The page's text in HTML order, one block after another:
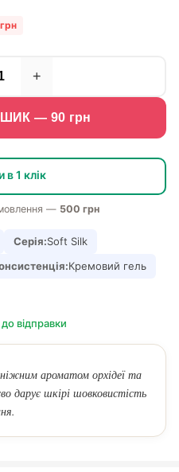
+
— 90 грн
в 1 клік
— 500 грн
Серія:Soft Silk
Кремовий гель
відправки
ароматом орхідеї та
дарує шкірі шовковистість